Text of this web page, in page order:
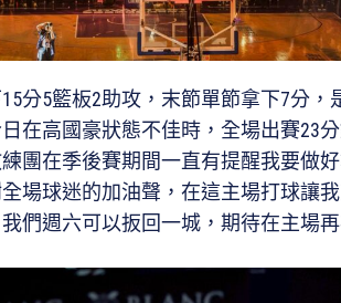
分5籃板2助攻，末節單節拿下7分
在高國豪狀態不佳時，全場出賽23
團在季後賽期間一直有提醒我要做
場球迷的加油聲，在這主場打球讓
們週六可以扳回一城，期待在主場再